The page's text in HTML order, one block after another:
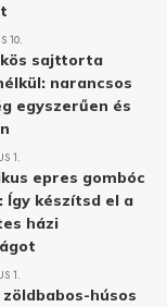
10.
sajttorta
narancsos
egyszerűen és
1.
epres gombóc
Így készítsd el a
házi
1.
zöldbabos-húsos